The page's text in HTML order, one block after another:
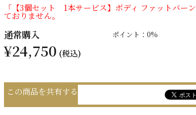
「【3個セット 1本サービス】ボディ ファットバー
ておりません。
通常購入 ポイント：0%
¥24,750 (税込)
この商品を共有する